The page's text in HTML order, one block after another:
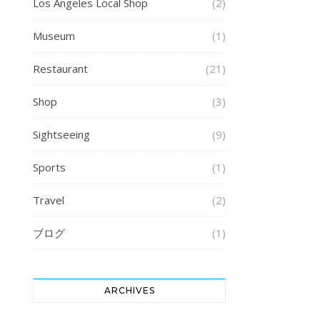
Los Angeles Local Shop (2)
Museum (1)
Restaurant (21)
Shop (3)
Sightseeing (9)
Sports (1)
Travel (2)
ブログ (1)
ARCHIVES